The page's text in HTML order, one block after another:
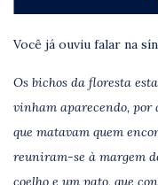
Você já ouviu falar na
Os bichos da floresta
vinham aparecendo, por
que matavam quem
reuniram-se à margem
coelho e um pato, que